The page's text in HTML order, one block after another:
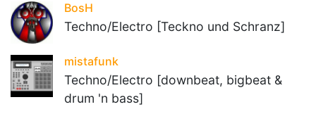
BosH
Techno/Electro [Teckno und Schranz]
mistafunk
Techno/Electro [downbeat, bigbeat &
drum 'n bass]